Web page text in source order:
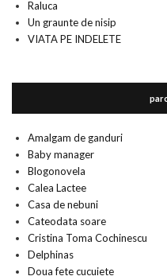
Raluca
Un graunte de nisip
VIATA PE INDELETE
Amalgam de ganduri
Baby manager
Blogonovela
Calea Lactee
Casa de nebuni
Cateodata soare
Cristina Toma Cochinescu
Delphinas
Doua fete cucuiete